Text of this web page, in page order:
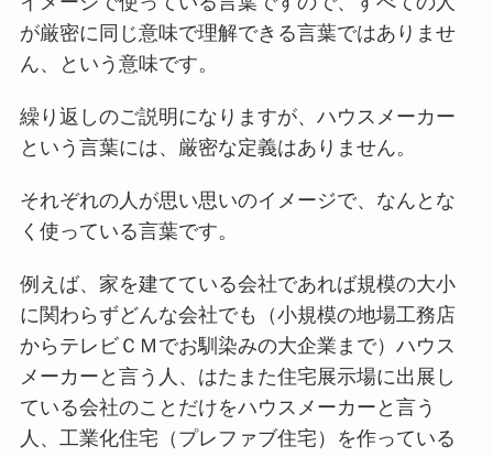
が厳密に同じ意味で理解できる言葉ではありませ
ん、という意味です。
繰り返しのご説明になりますが、ハウスメーカー
という言葉には、厳密な定義はありません。
それぞれの人が思い思いのイメージで、なんとな
く使っている言葉です。
例えば、家を建てている会社であれば規模の大小
に関わらずどんな会社でも（小規模の地場工務店
からテレビＣＭでお馴染みの大企業まで）ハウス
メーカーと言う人、はたまた住宅展示場に出展し
ている会社のことだけをハウスメーカーと言う
人、工業化住宅（プレファブ住宅）を作っている